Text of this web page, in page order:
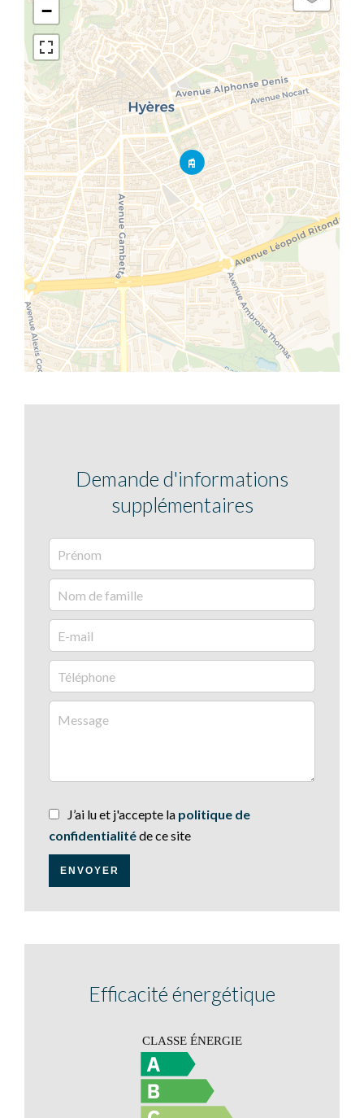
−
Demande d'informations
supplémentaires
J’ai lu et j'accepte la politique de
confidentialitéde ce site
ENVOYER
Efficacité énergétique